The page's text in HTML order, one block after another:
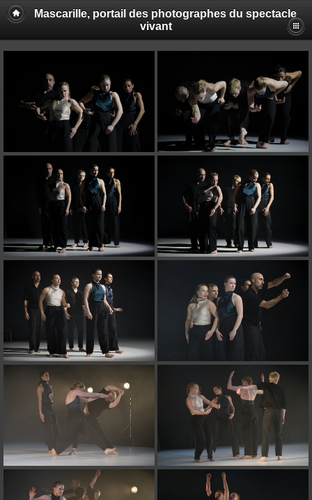
Mascarille, portail des photographes du spectacle
vivant